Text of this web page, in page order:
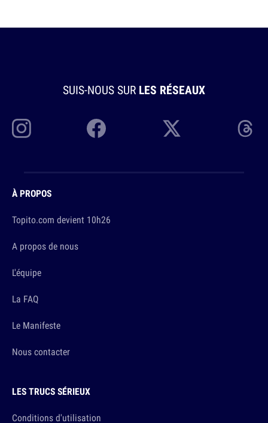
SUIS-NOUS SUR LES RÉSEAUX
À PROPOS
Topito.com devient 10h26
A propos de nous
L'équipe
La FAQ
Le Manifeste
Nous contacter
LES TRUCS SÉRIEUX
Conditions d'utilisation